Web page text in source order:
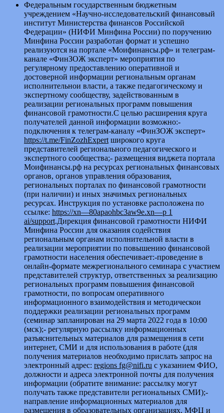
Федеральным государственным бюджетным
учреждением «Научно-исследовательский финансовый
институт Министерства финансов Российской
Федерации» (НИФИ Минфина России) по поручению
Минфина России разработан формат и успешно
реализуются на портале «Моифинансы.рф» и телеграм-
канале «ФинЗОЖ эксперт» мероприятия по
регулярному предоставлению оперативной и
достоверной информации региональным органам
исполнительнои власти, а также педагогическому и
экспертному сообществу, задействованным в
реализации региональных программ повышения
финансовой грамотности.С целью расширения круга
получателей данной информации возможно:-
подключения к телеграм-каналу «ФинЗОЖ эксперт»
https://t.me/FinZozhExpert широкого круга
представителей регионального педагогического и
экспертного сообщества;- размещения виджета портала
Моифинансы.рф на ресурсах региональных финансовых
органов, органов управления образования,
региональных порталах по финансовой грамотности
(при наличии) и иных значимых региональных
ресурсах. Инструкция по установке расположена по
ссылке: https://xn—80apaohbc3aw9e.xn—р 1
ai/support.Дирекция финансовой грамотности НИФИ
Минфина России для оказания содействия
региональным органам исполнительной власти в
реализации мероприятии по повышению финансовой
грамотности населения обеспечивает:-проведение в
онлайн-формате межрегионального семинара с участием
представителей структур, ответственных за реализацию
региональных программ повышения финансовой
грамотности, по вопросам оперативного
информационного взаимодействия и методическои
поддержки реализации региональных программ
(семинар запланирован на 29 марта 2022 года в 10:00
(мск);- регулярную рассылку информационных
разъяснительных материалов для размещения в сети
интернет, СМИ и для использования в работе (для
получения материалов необходимо прислать запрос на
электронный адрес: regions fg@nifi.ru с указанием ФИО,
должности и адреса электронной почты для получения
информации (обратите внимание: рассылку могут
получать также представители региональных СМИ);-
направление информационных материалов для
размещения в образовательных организациях, МФЦ и